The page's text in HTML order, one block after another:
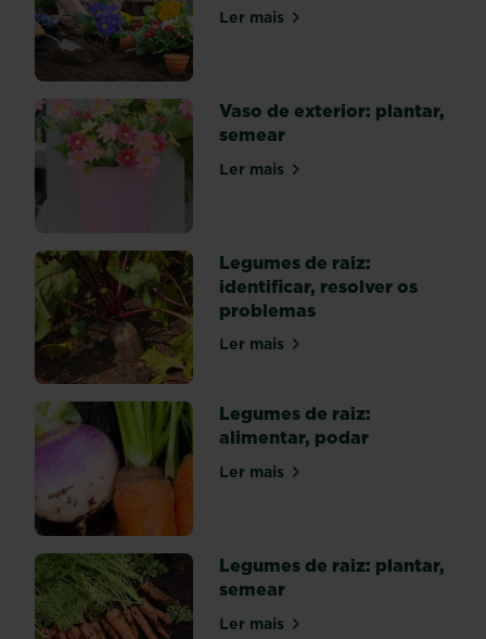
ou
floreiras
apresentam
os
mesmos
riscos
de
problemas
os
vegetais
do
jardim.
Contudo,
não
estão
tão
bem
armadas
para
lhes
resistir
porque...
Ler maissobre Vaso de exterior:
Vaso de exterior: plantar,
semear
Ler maissobre Vaso de exterior:
Legumes de raiz:
identificar, resolver os
problemas
Ler maissobre Legumes de raiz:
Legumes de raiz:
alimentar, podar
Ler maissobre Legumes de raiz:
Legumes de raiz: plantar,
semear
Ler maissobre Legumes de raiz: